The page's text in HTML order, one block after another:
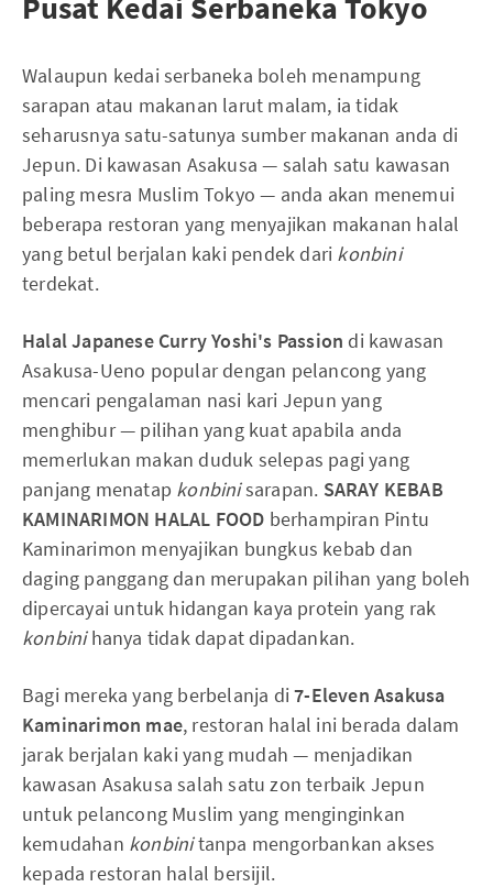
Walaupun kedai serbaneka boleh menampung
sarapan atau makanan larut malam, ia tidak
seharusnya satu-satunya sumber makanan anda di
Jepun. Di kawasan Asakusa — salah satu kawasan
paling mesra Muslim Tokyo — anda akan menemui
beberapa restoran yang menyajikan makanan halal
yang betul berjalan kaki pendek dari konbini
terdekat.
Halal Japanese Curry Yoshi's Passion di kawasan
Asakusa-Ueno popular dengan pelancong yang
mencari pengalaman nasi kari Jepun yang
menghibur — pilihan yang kuat apabila anda
memerlukan makan duduk selepas pagi yang
panjang menatap konbinisarapan. SARAY KEBAB
KAMINARIMON HALAL FOOD berhampiran Pintu
Kaminarimon menyajikan bungkus kebab dan
daging panggang dan merupakan pilihan yang boleh
dipercayai untuk hidangan kaya protein yang rak
konbinihanya tidak dapat dipadankan.
Bagi mereka yang berbelanja di7-Eleven Asakusa
Kaminarimon mae, restoran halal ini berada dalam
jarak berjalan kaki yang mudah — menjadikan
kawasan Asakusa salah satu zon terbaik Jepun
untuk pelancong Muslim yang menginginkan
kemudahan konbinitanpa mengorbankan akses
kepada restoran halal bersijil.